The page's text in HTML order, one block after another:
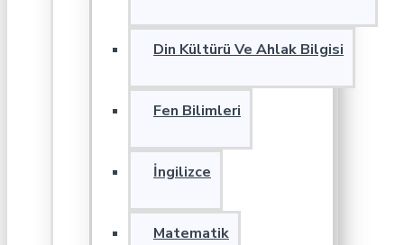
Din Kültürü Ve Ahlak Bilgisi
Fen Bilimleri
İngilizce
Matematik